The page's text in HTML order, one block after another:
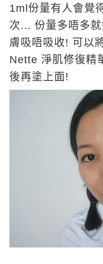
1ml份量有人會覺
次... 份量多唔多
膚吸唔吸收! 可以
Nette 淨肌修復精
後再塗上面!